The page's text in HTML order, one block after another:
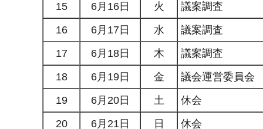
15
6月16日 火
議案調査
16
6月17日 水
議案調査
17
6月18日 木
議案調査
18
6月19日 金
議会運営委員会
19
6月20日 土
休会
20
6月21日 日 休会